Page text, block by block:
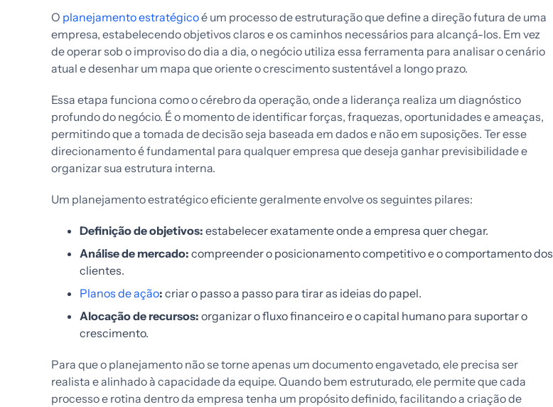
O planejamento estratégicoé um processo de estruturação que define a direção futura de uma
empresa, estabelecendo objetivos claros e os caminhos necessários para alcançá-los. Em vez
de operar sob o improviso do dia a dia, o negócio utiliza essa ferramenta para analisar o cenário
atual e desenhar um mapa que oriente o crescimento sustentável a longo prazo.
Essa etapa funciona como o cérebro da operação, onde a liderança realiza um diagnóstico
profundo do negócio. É o momento de identificar forças, fraquezas, oportunidades e ameaças,
permitindo que a tomada de decisão seja baseada em dados e não em suposições. Ter esse
direcionamento é fundamental para qualquer empresa que deseja ganhar previsibilidade e
organizar sua estrutura interna.
Um planejamento estratégico eficiente geralmente envolve os seguintes pilares:
Definição de objetivos: estabelecer exatamente onde a empresa quer chegar.
Análise de mercado: compreender o posicionamento competitivo e o comportamento dos
clientes.
Planos de ação: criar o passo a passo para tirar as ideias do papel.
Alocação de recursos: organizar o fluxo financeiro e o capital humano para suportar o
crescimento.
Para que o planejamento não se torne apenas um documento engavetado, ele precisa ser
realista e alinhado à capacidade da equipe. Quando bem estruturado, ele permite que cada
processo e rotina dentro da empresa tenha um propósito definido, facilitando a criação de